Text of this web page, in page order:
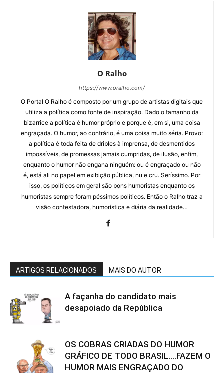
O Ralho
https://www.oralho.com/
O Portal O Ralho é composto por um grupo de artistas digitais que
utiliza a política como fonte de inspiração. Dado o tamanho da
bizarrice a política é humor próprio e porque é, em si, uma coisa
engraçada. O humor, ao contrário, é uma coisa muito séria. Provo:
a política é toda feita de dribles à imprensa, de desmentidos
impossíveis, de promessas jamais cumpridas, de ilusão, enfim,
enquanto o humor não engana ninguém: ou é engraçado ou não
é, está ali no papel em exibição pública, nu e cru. Seríssimo. Por
isso, os políticos em geral são bons humoristas enquanto os
humoristas sempre foram péssimos políticos. Então o Ralho traz a
visão contestadora, humorística e diária da realidade…
ARTIGOS RELACIONADOS MAIS DO AUTOR
A façanha do candidato mais
desapoiado da República
OS COBRAS CRIADAS DO HUMOR
GRÁFICO DE TODO BRASIL….FAZEM O
HUMOR MAIS ENGRAÇADO DO